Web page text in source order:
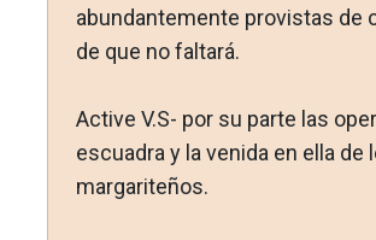
abundantemente provistas de
de que no faltará.
Active V.S- por su parte las
escuadra y la venida en ella
margariteños.